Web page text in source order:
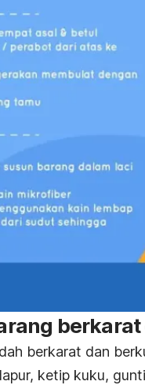
berkarat dan
ketip kuku,